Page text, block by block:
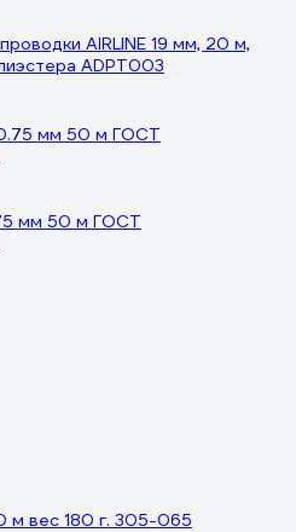
AIRLINE 19 мм, 20 м,
ADPT003
мм 50 м ГОСТ
м вес 180 г. 305-065